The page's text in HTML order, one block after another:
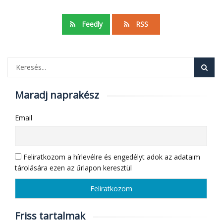
Feedly RSS
Maradj naprakész
Email
Feliratkozom a hírlevélre és engedélyt adok az adataim
tárolására ezen az űrlapon keresztül
Friss tartalmak